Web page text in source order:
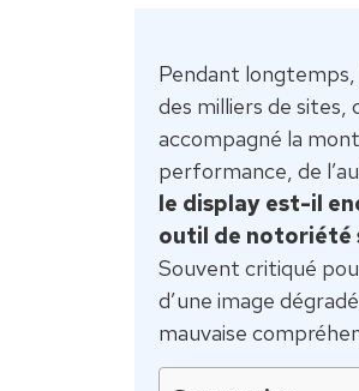
Pendant
des milliers de sites,
accompagné la
performance, de
le display est-il
outil de notoriété
Souvent critiqué
d’une image
mauvaise